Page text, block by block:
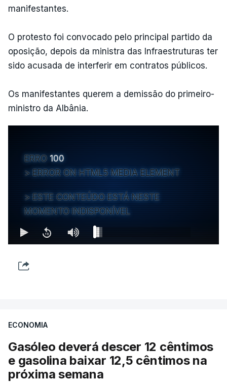
manifestantes.
O protesto foi convocado pelo principal partido da
oposição, depois da ministra das Infraestruturas ter
sido acusada de interferir em contratos públicos.
Os manifestantes querem a demissão do primeiro-
ministro da Albânia.
ERRO 100
ERROR ON HTML5 MEDIA ELEMENT
ESTE CONTEÚDO ESTÁ NESTE
MOMENTO INDISPONÍVEL
ECONOMIA
Gasóleo deverá descer 12 cêntimos
e gasolina baixar 12,5 cêntimos na
próxima semana